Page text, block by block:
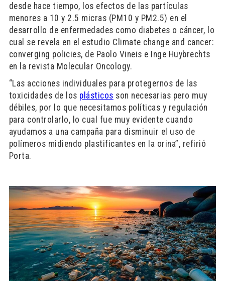
desde hace tiempo, los efectos de las partículas
menores a 10 y 2.5 micras (PM10 y PM2.5) en el
desarrollo de enfermedades como diabetes o cáncer, lo
cual se revela en el estudio Climate change and cancer:
converging policies, de Paolo Vineis e Inge Huybrechts
en la revista Molecular Oncology.
“Las acciones individuales para protegernos de las
toxicidades de los plásticos son necesarias pero muy
débiles, por lo que necesitamos políticas y regulación
para controlarlo, lo cual fue muy evidente cuando
ayudamos a una campaña para disminuir el uso de
polímeros midiendo plastificantes en la orina”, refirió
Porta.